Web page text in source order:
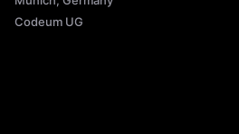
Codeum UG